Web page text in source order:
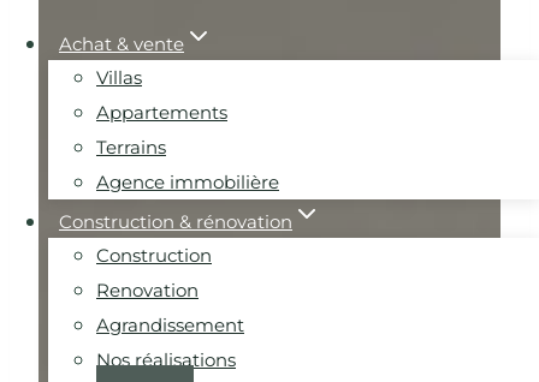
Achat & vente
Villas
Appartements
Terrains
Agence immobilière
Construction & rénovation
Construction
Renovation
Agrandissement
Nos réalisations